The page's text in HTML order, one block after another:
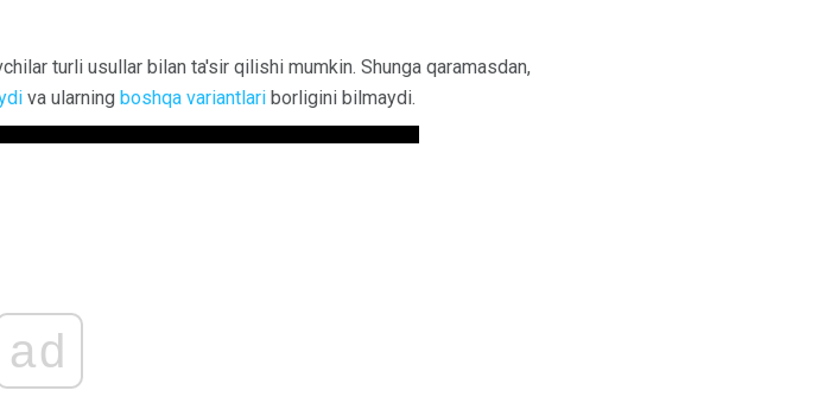
turli usullar bilan ta'sir qilishi mumkin. Shunga qaramasdan,
va ularning boshqa variantlari borligini bilmaydi.
ad